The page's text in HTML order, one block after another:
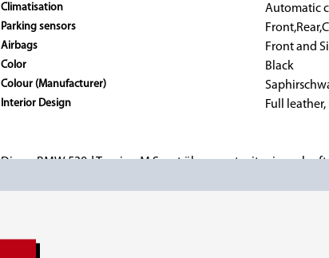
Climatisation Automatic
Parking sensors
Airbags Front and
Color Black
Colour (Manufacturer)
Interior Design Full leather,
Dieser BMW 530d Touring M Sport überzeugt mit seinem
Absolute Highlights